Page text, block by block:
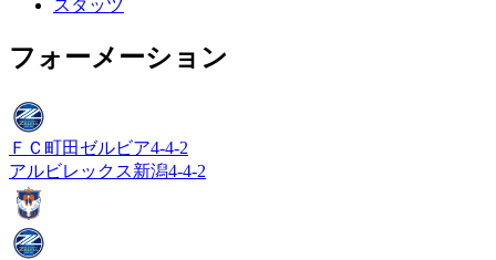
スタッツ
フォーメーション
ＦＣ町田ゼルビア4-4-2
アルビレックス新潟4-4-2